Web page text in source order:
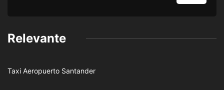
Relevante
Taxi Aeropuerto Santander